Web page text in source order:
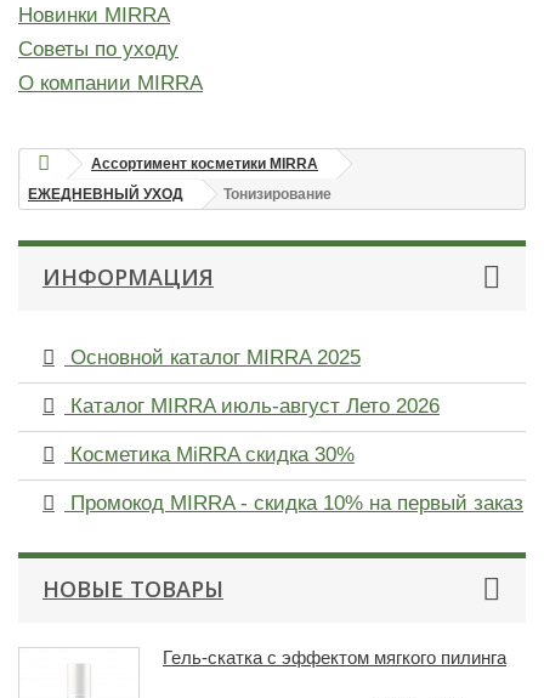
Новинки MIRRA
Советы по уходу
О компании MIRRA
Ассортимент косметики MIRRA
ЕЖЕДНЕВНЫЙ УХОД
Тонизирование
ИНФОРМАЦИЯ
Основной каталог MIRRA 2025
Каталог MIRRA июль-август Лето 2026
Косметика MiRRA скидка 30%
Промокод MIRRA - скидка 10% на первый заказ
НОВЫЕ ТОВАРЫ
Гель-скатка с эффектом мягкого пилинга